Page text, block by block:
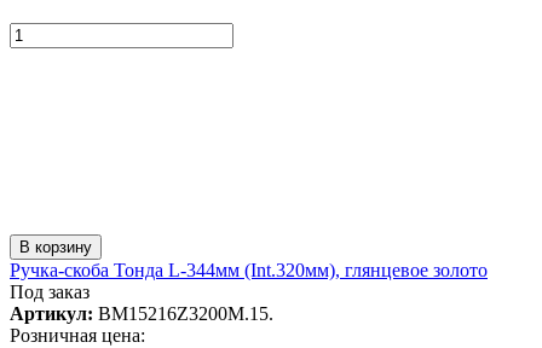
В корзину
Ручка-скоба Тонда L-344мм (Int.320мм), глянцевое золото
Под заказ
Артикул: BM15216Z3200M.15.
Розничная цена: